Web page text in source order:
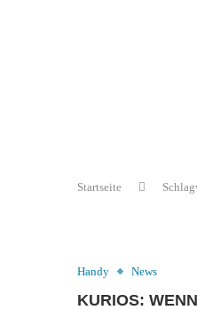
Startseite
Handy News
KURIOS: